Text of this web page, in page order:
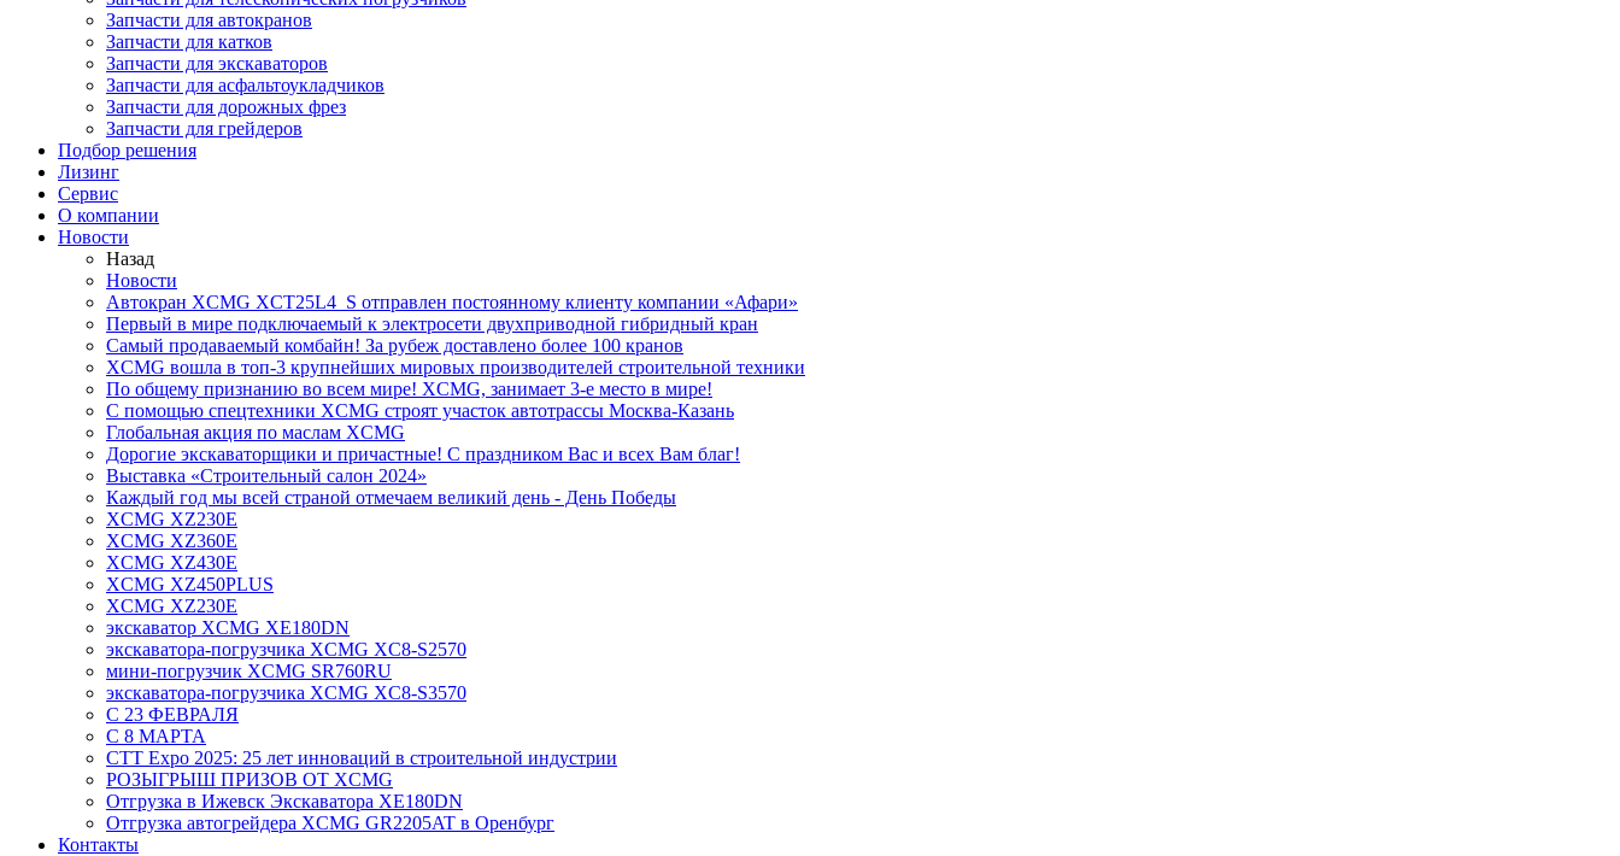
Запчасти для автокранов
Запчасти для катков
Запчасти для экскаваторов
Запчасти для асфальтоукладчиков
Запчасти для дорожных фрез
Запчасти для грейдеров
Подбор решения
Лизинг
Сервис
О компании
Новости
Назад
Новости
Автокран XCMG XCT25L4_S отправлен постоянному клиенту компании «Афари»
Первый в мире подключаемый к электросети двухприводной гибридный кран
Самый продаваемый комбайн! За рубеж доставлено более 100 кранов
XCMG вошла в топ-3 крупнейших мировых производителей строительной техники
По общему признанию во всем мире! XCMG, занимает 3-е место в мире!
С помощью спецтехники XCMG строят участок автотрассы Москва-Казань
Глобальная акция по маслам XCMG
Дорогие экскаваторщики и причастные! С праздником Вас и всех Вам благ!
Выставка «Строительный салон 2024»
Каждый год мы всей страной отмечаем великий день - День Победы
XCMG XZ230E
XCMG XZ360E
XCMG XZ430E
XCMG XZ450PLUS
XCMG XZ230E
экскаватор XCMG XE180DN
экскаватора-погрузчика XCMG XC8-S2570
мини-погрузчик XCMG SR760RU
экскаватора-погрузчика XCMG XC8-S3570
С 23 ФЕВРАЛЯ
С 8 МАРТА
CTT Expo 2025: 25 лет инноваций в строительной индустрии
РОЗЫГРЫШ ПРИЗОВ ОТ XCMG
Отгрузка в Ижевск Экскаватора XE180DN
Отгрузка автогрейдера XCMG GR2205AT в Оренбург
Контакты